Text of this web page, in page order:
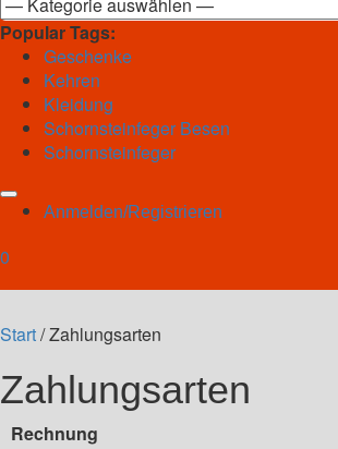
Popular Tags:
Geschenke
Kehren
Kleidung
Schornsteinfeger Besen
Schornsteinfeger
Anmelden/Registrieren
0
Start/ Zahlungsarten
Zahlungsarten
Rechnung